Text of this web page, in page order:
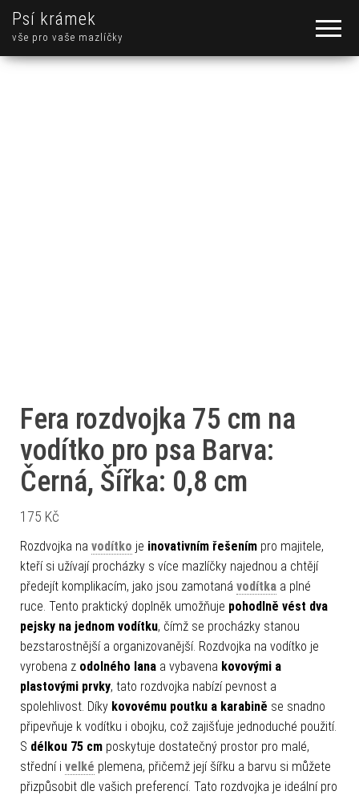
Psí krámek
vše pro vaše mazlíčky
Fera rozdvojka 75 cm na
vodítko pro psa Barva:
Černá, Šířka: 0,8 cm
175 Kč
Rozdvojka na vodítko je inovativním řešením pro majitele,
kteří si užívají procházky s více mazlíčky najednou a chtějí
předejít komplikacím, jako jsou zamotaná vodítka a plné
ruce. Tento praktický doplněk umožňuje pohodlně vést dva
pejsky na jednom vodítku, čímž se procházky stanou
bezstarostnější a organizovanější. Rozdvojka na vodítko je
vyrobena z odolného lana a vybavena kovovými a
plastovými prvky, tato rozdvojka nabízí pevnost a
spolehlivost. Díky kovovému poutku a karabině se snadno
připevňuje k vodítku i obojku, což zajišťuje jednoduché použití.
S délkou 75 cm poskytuje dostatečný prostor pro malé,
střední i velké plemena, přičemž její šířku a barvu si můžete
přizpůsobit dle vašich preferencí. Tato rozdvojka je ideální pro